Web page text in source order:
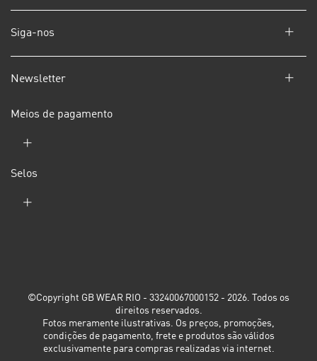
Siga-nos
Newsletter
Meios de pagamento
Selos
©Copyright GB WEAR RIO - 33240067000152 - 2026. Todos os
direitos reservados.
Fotos meramente ilustrativas. Os preços, promoções,
condições de pagamento, frete e produtos são válidos
exclusivamente para compras realizadas via internet.